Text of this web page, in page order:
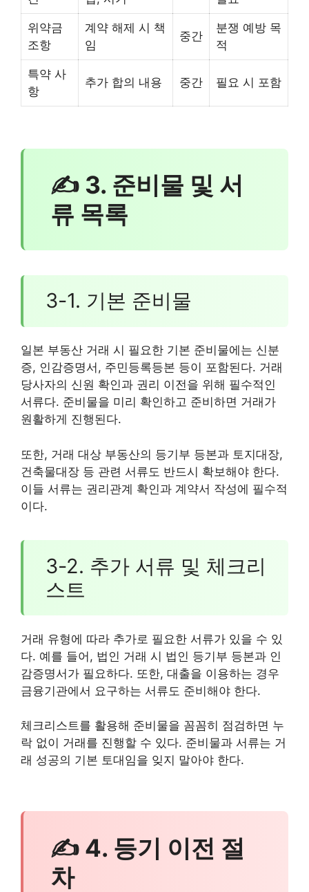
위약금
조항
계약 해제 시 책
임
중간
분쟁 예방 목
적
특약 사
항
추가 합의 내용 중간 필요 시 포함
✍ 3. 준비물 및 서
류 목록
3-1. 기본 준비물
일본 부동산 거래 시 필요한 기본 준비물에는 신분
증, 인감증명서, 주민등록등본 등이 포함된다. 거래
당사자의 신원 확인과 권리 이전을 위해 필수적인
서류다. 준비물을 미리 확인하고 준비하면 거래가
원활하게 진행된다.
또한, 거래 대상 부동산의 등기부 등본과 토지대장,
건축물대장 등 관련 서류도 반드시 확보해야 한다.
이들 서류는 권리관계 확인과 계약서 작성에 필수적
이다.
3-2. 추가 서류 및 체크리
스트
거래 유형에 따라 추가로 필요한 서류가 있을 수 있
다. 예를 들어, 법인 거래 시 법인 등기부 등본과 인
감증명서가 필요하다. 또한, 대출을 이용하는 경우
금융기관에서 요구하는 서류도 준비해야 한다.
체크리스트를 활용해 준비물을 꼼꼼히 점검하면 누
락 없이 거래를 진행할 수 있다. 준비물과 서류는 거
래 성공의 기본 토대임을 잊지 말아야 한다.
✍ 4. 등기 이전 절
차